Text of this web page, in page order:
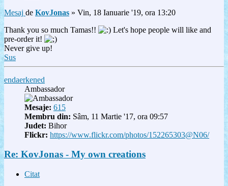
Mesaj de KovJonas » Vin, 18 Ianuarie '19, ora 13:20
Thank you so much Tamas!!
Let's hope people will like and
pre-order it!
Never give up!
Sus
endaerkened
Ambassador
Mesaje: 615
Membru din: Sâm, 11 Martie '17, ora 09:57
Judet: Bihor
Flickr: https://www.flickr.com/photos/152265303@N06/
Re: KovJonas - My own creations
Citat